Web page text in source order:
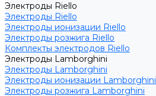
Электроды Riello
Электроды Riello
Электроды ионизации Riello
Электроды розжига Riello
Комплекты электродов Riello
Электроды Lamborghini
Электроды Lamborghini
Электроды ионизации Lamborghini
Электроды розжига Lamborghini